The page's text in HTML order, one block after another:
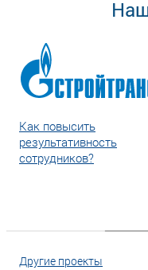
Как повысить
результативность
сотрудников?
Другие проекты